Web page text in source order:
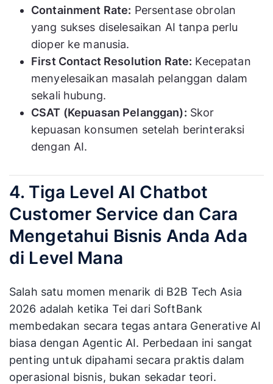
Containment Rate: Persentase obrolan
yang sukses diselesaikan AI tanpa perlu
dioper ke manusia.
First Contact Resolution Rate: Kecepatan
menyelesaikan masalah pelanggan dalam
sekali hubung.
CSAT (Kepuasan Pelanggan): Skor
kepuasan konsumen setelah berinteraksi
dengan AI.
4. Tiga Level AI Chatbot
Customer Service dan Cara
Mengetahui Bisnis Anda Ada
di Level Mana
Salah satu momen menarik di B2B Tech Asia
2026 adalah ketika Tei dari SoftBank
membedakan secara tegas antara Generative AI
biasa dengan Agentic AI. Perbedaan ini sangat
penting untuk dipahami secara praktis dalam
operasional bisnis, bukan sekadar teori.